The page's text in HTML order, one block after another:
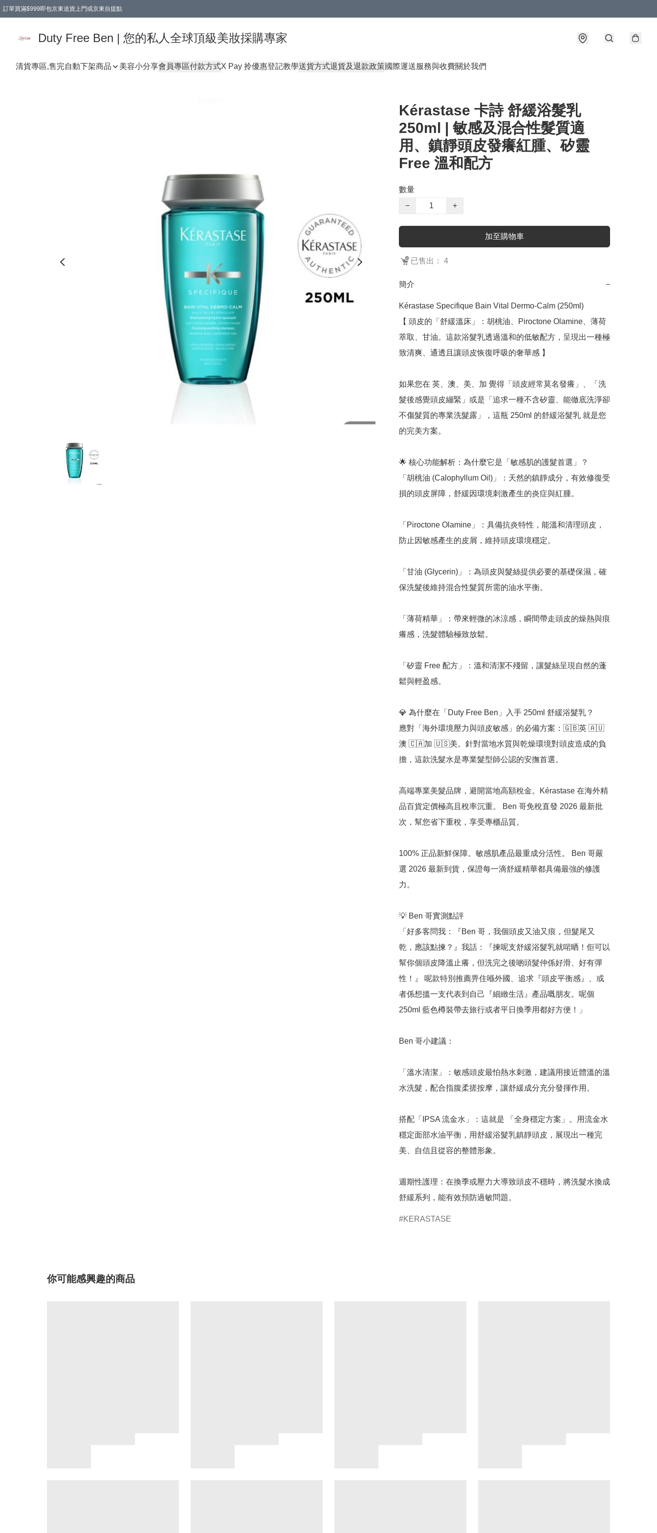
訂單買滿$999即包京東送貨上門或京東自提點
Duty Free Ben | 您的私人全球頂級美妝採購專家
清貨專區,售完自動下架商品 美容小分享會員專區付款方式X Pay 拎優惠登記教學送貨方式退貨及退款政策國際運送服務與收費關於我們
Kérastase 卡詩 舒緩浴髮乳
250ml | 敏感及混合性髮質適
用、鎮靜頭皮發癢紅腫、矽靈
Free 溫和配方
數量
−
+
加至購物車
已售出： 4
簡介 −
Kérastase Specifique Bain Vital Dermo-Calm (250ml)
【 頭皮的「舒緩溫床」：胡桃油、Piroctone Olamine、薄荷
萃取、甘油。這款浴髮乳透過溫和的低敏配方，呈現出一種極
致清爽、通透且讓頭皮恢復呼吸的奢華感 】
如果您在 英、澳、美、加 覺得「頭皮經常莫名發癢」、「洗
髮後感覺頭皮繃緊」或是「追求一種不含矽靈、能徹底洗淨卻
不傷髮質的專業洗髮露」，這瓶 250ml 的舒緩浴髮乳 就是您
的完美方案。
🌟 核心功能解析：為什麼它是「敏感肌的護髮首選」？
「胡桃油 (Calophyllum Oil)」：天然的鎮靜成分，有效修復受
損的頭皮屏障，舒緩因環境刺激產生的炎症與紅腫。
「Piroctone Olamine」：具備抗炎特性，能溫和清理頭皮，
防止因敏感產生的皮屑，維持頭皮環境穩定。
「甘油 (Glycerin)」：為頭皮與髮絲提供必要的基礎保濕，確
保洗髮後維持混合性髮質所需的油水平衡。
「薄荷精華」：帶來輕微的冰涼感，瞬間帶走頭皮的燥熱與痕
癢感，洗髮體驗極致放鬆。
「矽靈 Free 配方」：溫和清潔不殘留，讓髮絲呈現自然的蓬
鬆與輕盈感。
💎 為什麼在「Duty Free Ben」入手 250ml 舒緩浴髮乳？
應對「海外環境壓力與頭皮敏感」的必備方案：🇬🇧英 🇦🇺
澳 🇨🇦加 🇺🇸美。針對當地水質與乾燥環境對頭皮造成的負
擔，這款洗髮水是專業髮型師公認的安撫首選。
高端專業美髮品牌，避開當地高額稅金。Kérastase 在海外精
品百貨定價極高且稅率沉重。 Ben 哥免稅直發 2026 最新批
次，幫您省下重稅，享受專櫃品質。
100% 正品新鮮保障。敏感肌產品最重成分活性。 Ben 哥嚴
選 2026 最新到貨，保證每一滴舒緩精華都具備最強的修護
力。
💡 Ben 哥實測點評
「好多客問我：『Ben 哥，我個頭皮又油又痕，但髮尾又
乾，應該點揀？』我話：『揀呢支舒緩浴髮乳就啱晒！佢可以
幫你個頭皮降溫止癢，但洗完之後啲頭髮仲係好滑、好有彈
性！』 呢款特別推薦畀住喺外國、追求『頭皮平衡感』、或
者係想搵一支代表到自己『細緻生活』產品嘅朋友。呢個
250ml 藍色樽裝帶去旅行或者平日換季用都好方便！」
Ben 哥小建議：
「溫水清潔」：敏感頭皮最怕熱水刺激，建議用接近體溫的溫
水洗髮，配合指腹柔搓按摩，讓舒緩成分充分發揮作用。
搭配「IPSA 流金水」：這就是 「全身穩定方案」。用流金水
穩定面部水油平衡，用舒緩浴髮乳鎮靜頭皮，展現出一種完
美、自信且從容的整體形象。
週期性護理：在換季或壓力大導致頭皮不穩時，將洗髮水換成
舒緩系列，能有效預防過敏問題。
KERASTASE
你可能感興趣的商品